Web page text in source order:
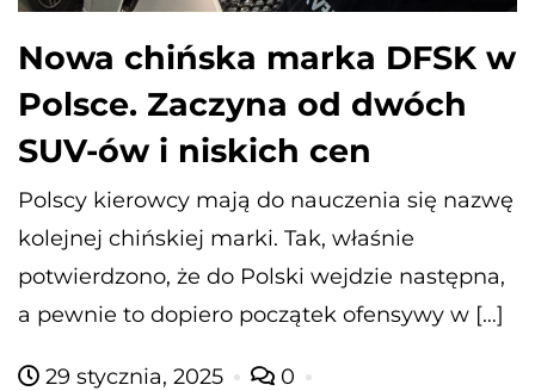
Nowa chińska marka DFSK w
Polsce. Zaczyna od dwóch
SUV-ów i niskich cen
Polscy kierowcy mają do nauczenia się nazwę
kolejnej chińskiej marki. Tak, właśnie
potwierdzono, że do Polski wejdzie następna,
a pewnie to dopiero początek ofensywy w […]
29 stycznia, 2025 0